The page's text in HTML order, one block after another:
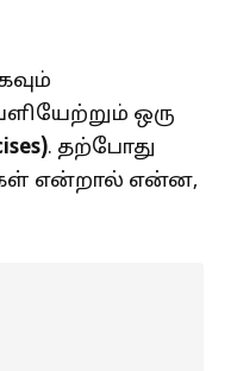
ஒரு
. தற்போது
என்றால் என்ன,